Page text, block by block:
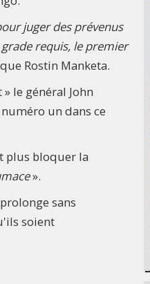
juger des prévenus
requis, le premier
Rostin Manketa.
le général John
un dans ce
plus bloquer la
».
sans
soient